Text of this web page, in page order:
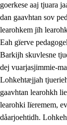
goerkese aaj tjuara
dan gaavhtan sov
learohkem jïh
Eah gïerve
Barkijh skuvlesne
dej vuarjasjimmie-
Lohkehtæjjah
gaavhtan learohkh
learohki lïeremem,
dåarjoehtidh.